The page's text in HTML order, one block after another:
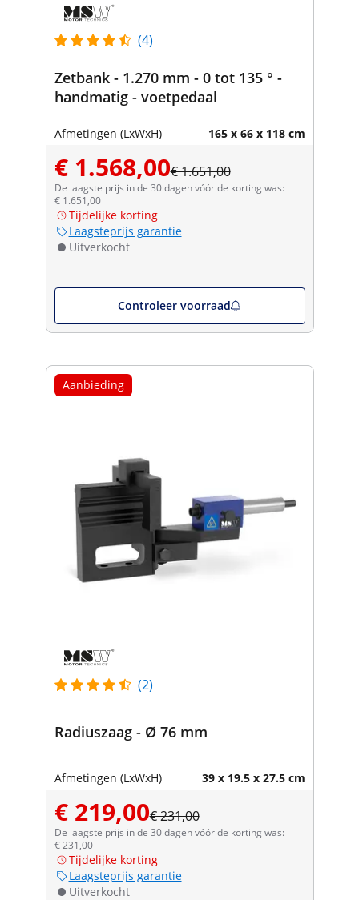
(4)
Zetbank - 1.270 mm - 0 tot 135 ° -
handmatig - voetpedaal
Afmetingen (LxWxH) 165 x 66 x 118 cm
€ 1.568,00€ 1.651,00
De laagste prijs in de 30 dagen vóór de korting was:
€ 1.651,00
Tijdelijke korting
Laagsteprijs garantie
Uitverkocht
Controleer voorraad
Aanbieding
(2)
Radiuszaag - Ø 76 mm
Afmetingen (LxWxH) 39 x 19.5 x 27.5 cm
€ 219,00€ 231,00
De laagste prijs in de 30 dagen vóór de korting was:
€ 231,00
Tijdelijke korting
Laagsteprijs garantie
Uitverkocht